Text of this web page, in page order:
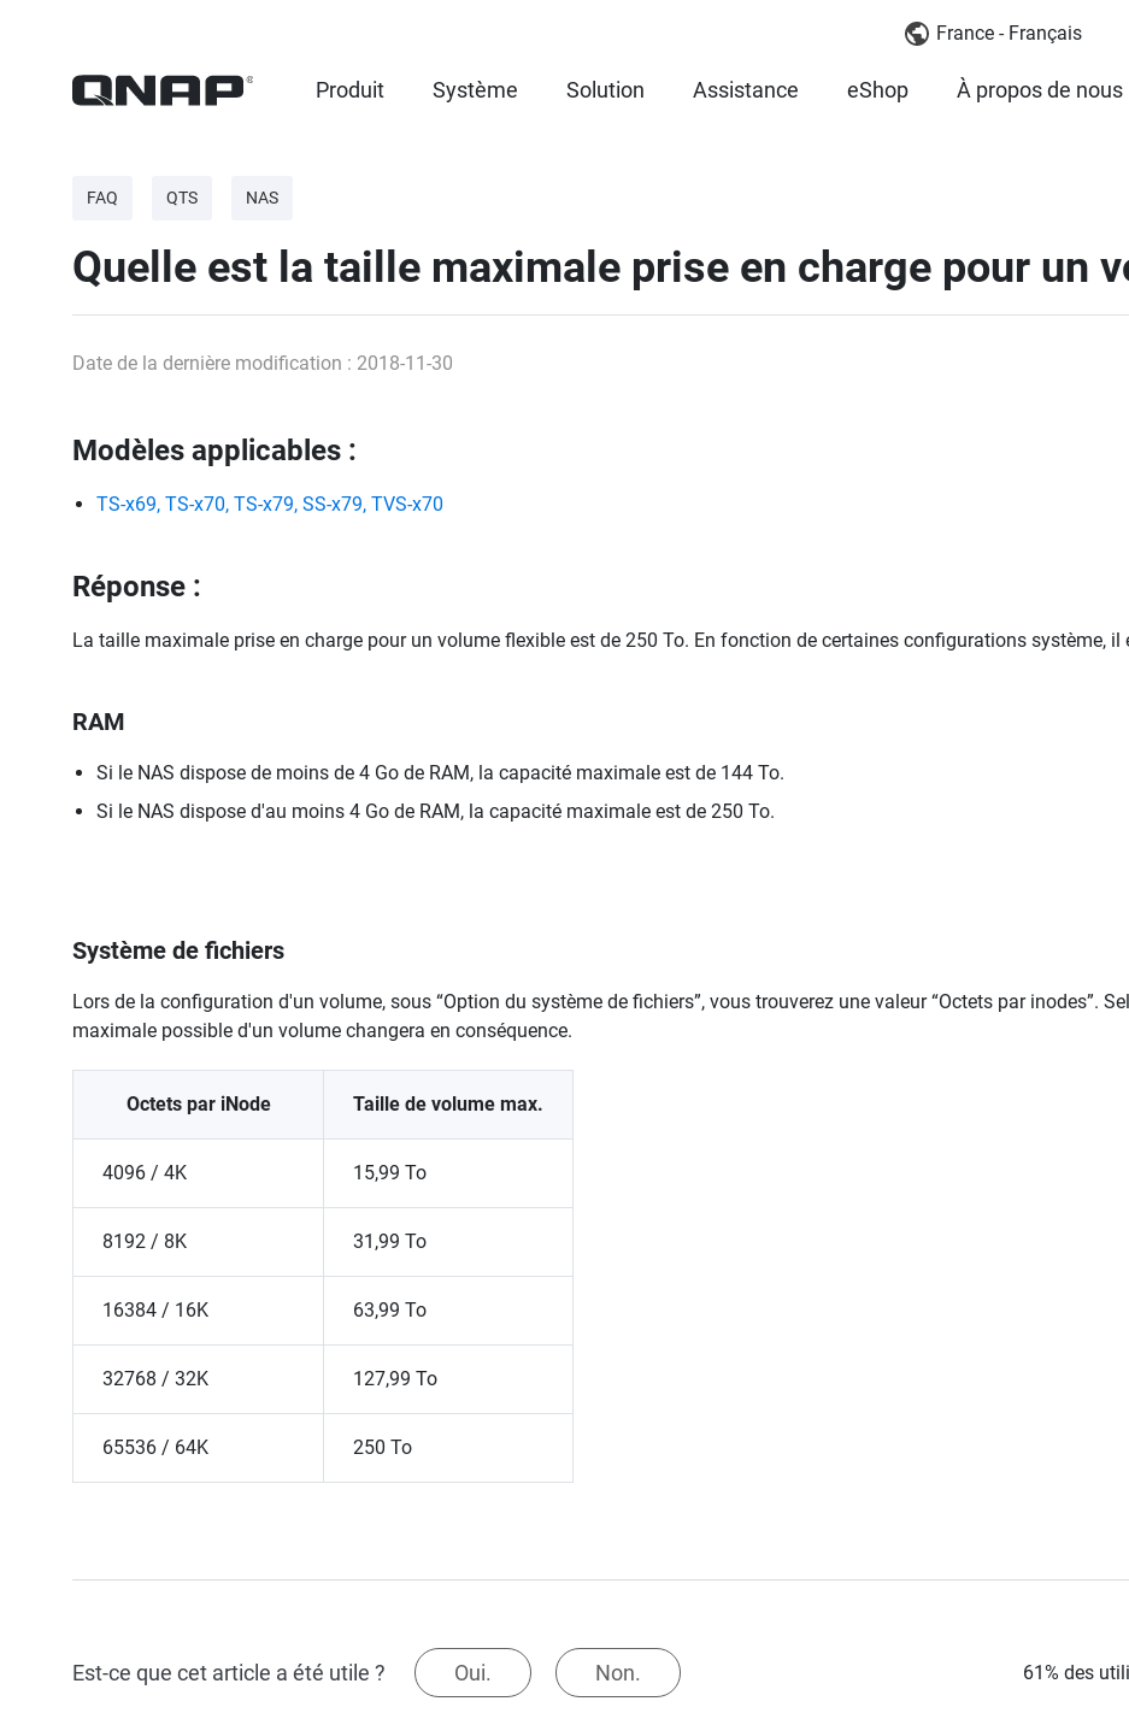
France - Français
Produit Système Solution Assistance eShop À propos de nous
FAQ QTS NAS
Quelle est la taille maximale prise en charge pour un
Date de la dernière modification : 2018-11-30
Modèles applicables :
TS-x69, TS-x70, TS-x79, SS-x79, TVS-x70
Réponse :
La taille maximale prise en charge pour un volume flexible est de 250 To. En fonction de certaines configurations système,
RAM
Si le NAS dispose de moins de 4 Go de RAM, la capacité maximale est de 144 To.
Si le NAS dispose d'au moins 4 Go de RAM, la capacité maximale est de 250 To.
Système de fichiers
Lors de la configuration d'un volume, sous “Option du système de fichiers”, vous trouverez une valeur “Octets par inodes”.
maximale possible d'un volume changera en conséquence.
Octets par iNode Taille de volume max.
4096 / 4K 15,99 To
8192 / 8K 31,99 To
16384 / 16K 63,99 To
32768 / 32K 127,99 To
65536 / 64K 250 To
Est-ce que cet article a été utile ? Oui. Non. 61% des